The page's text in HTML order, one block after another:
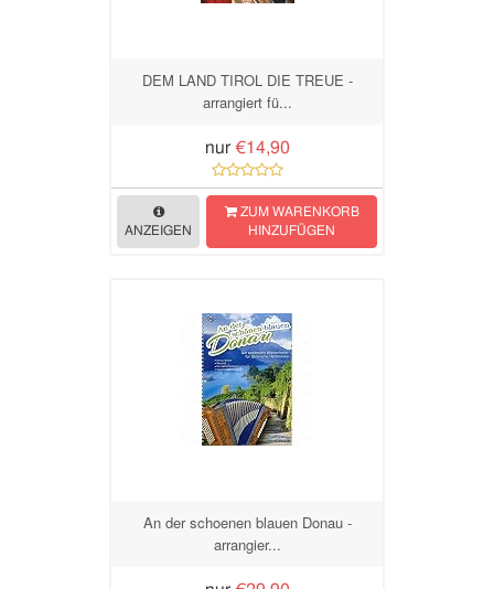
DEM LAND TIROL DIE TREUE -
arrangiert fü...
nur €14,90
ANZEIGEN
ZUM WARENKORB
HINZUFÜGEN
An der schoenen blauen Donau -
arrangier...